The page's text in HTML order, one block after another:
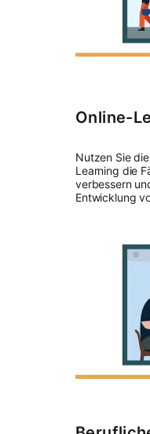
Online-
Nutzen Sie
Learning die
verbessern
Entwicklung